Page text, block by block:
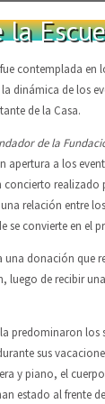
contemplada en
dinámica de los
de la Casa.
de la
apertura a los
realizado
relación entre
se convierte en el
una donación que
luego de recibir
predominaron
sus
y piano, el
estado al frente